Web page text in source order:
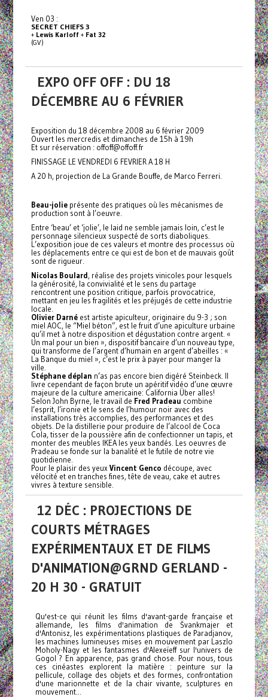
Ven 03 :
SECRET CHIEFS 3
+ Lewis Karloff+ Fat 32
(GV)
EXPO OFF OFF : DU 18
DÉCEMBRE AU 6 FÉVRIER
Exposition du 18 décembre 2008 au 6 février 2009
Ouvert les mercredis et dimanches de 15h à 19h
Et sur réservation : offoff@offoff.fr
FINISSAGE LE VENDREDI 6 FEVRIER A 18 H
A 20 h, projection de La Grande Bouffe, de Marco Ferreri.
Beau-jolieprésente des pratiques où les mécanismes de
production sont à l’oeuvre.
Entre ‘beau’ et ‘jolie’, le laid ne semble jamais loin, c’est le
personnage silencieux suspecté de sorts diaboliques.
L’exposition joue de ces valeurs et montre des processus où
les déplacements entre ce qui est de bon et de mauvais goût
sont de rigueur.
Nicolas Boulard, réalise des projets vinicoles pour lesquels
la générosité, la convivialité et le sens du partage
rencontrent une position critique, parfois provocatrice,
mettant en jeu les fragilités et les préjugés de cette industrie
locale.
Olivier Darnéest artiste apiculteur, originaire du 9-3 ; son
miel AOC, le “Miel béton”, est le fruit d’une apiculture urbaine
qu’il met à notre disposition et dégustation contre argent. «
Un mal pour un bien », dispositif bancaire d’un nouveau type,
qui transforme de l’argent d’humain en argent d’abeilles : «
La Banque du miel », c’est le prix à payer pour manger la
ville.
Stéphane déplan n’as pas encore bien digéré Steinbeck. Il
livre cependant de façon brute un apéritif vidéo d’une œuvre
majeure de la culture americaine: California Über alles!
Selon John Byrne, le travail de Fred Pradeau combine
l’esprit, l’ironie et le sens de l’humour noir avec des
installations très accomplies, des performances et des
objets. De la distillerie pour produire de l’alcool de Coca
Cola, tisser de la poussière afin de confectionner un tapis, et
monter des meubles IKEA les yeux bandés. Les oeuvres de
Pradeau se fonde sur la banalité et le futile de notre vie
quotidienne.
Pour le plaisir des yeux Vincent Genco découpe, avec
vélocité et en tranches fines, tête de veau, cake et autres
vivres à texture sensible.
12 DÉC : PROJECTIONS DE
COURTS MÉTRAGES
EXPÉRIMENTAUX ET DE FILMS
D'ANIMATION@GRND GERLAND -
20 H 30 - GRATUIT
Qu'est-ce qui réunit les films d'avant-garde française et
allemande, les films d'animation de Švankmajer et
d'Antonisz, les expérimentations plastiques de Paradjanov,
les machines lumineuses mises en mouvement par Laszlo
Moholy-Nagy et les fantasmes d'Alexeïeff sur l'univers de
Gogol ? En apparence, pas grand chose. Pour nous, tous
ces cinéastes explorent la matière : peinture sur la
pellicule, collage des objets et des formes, confrontation
d'une marionnette et de la chair vivante, sculptures en
mouvement...